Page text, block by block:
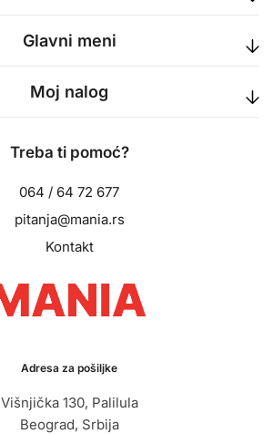
Glavni meni
Moj nalog
Treba ti pomoć?
064 / 64 72 677
pitanja@mania.rs
Kontakt
Adresa za pošiljke
Višnjička 130, Palilula
Beograd, Srbija